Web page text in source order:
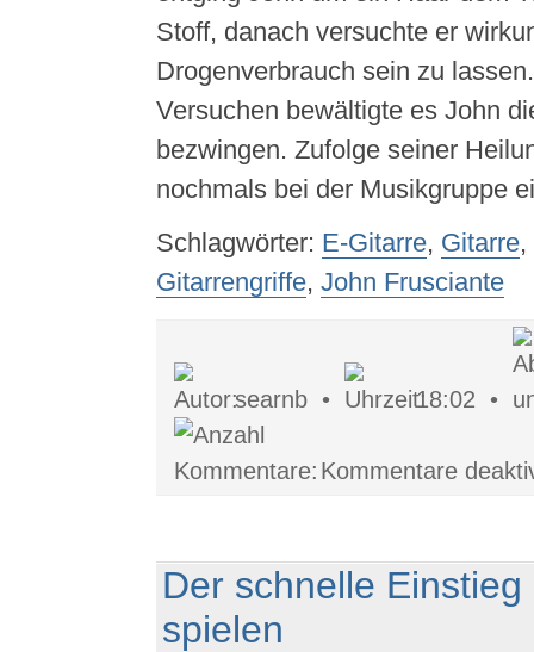
Stoff, danach versuchte er
Drogenverbrauch sein zu
Versuchen bewältigte es John
bezwingen. Zufolge seiner
nochmals bei der Musikgruppe
Schlagwörter: E-Gitarre, Gitarre,
Gitarrengriffe, John Frusciante
searnb • 18:02 •
Kommentare
Der schnelle
spielen